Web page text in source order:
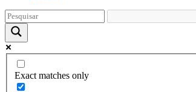
Exact matches only